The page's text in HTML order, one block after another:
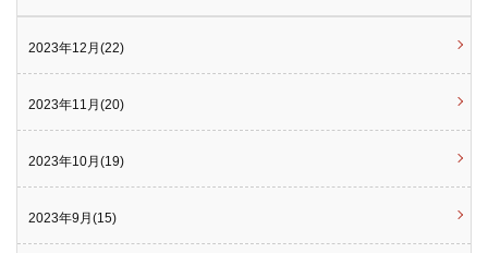
2023年12月(22)
2023年11月(20)
2023年10月(19)
2023年9月(15)